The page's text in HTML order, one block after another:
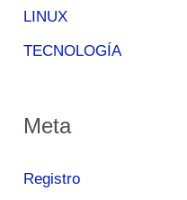
LINUX
TECNOLOGÍA
Meta
Registro